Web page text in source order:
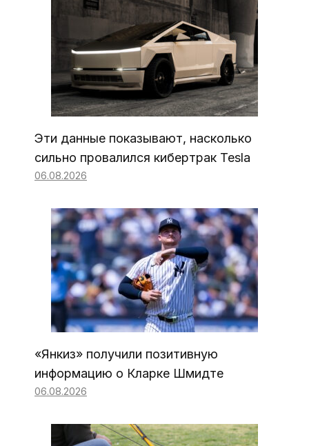
Эти данные показывают, насколько
сильно провалился кибертрак Tesla
06.08.2026
«Янкиз» получили позитивную
информацию о Кларке Шмидте
06.08.2026